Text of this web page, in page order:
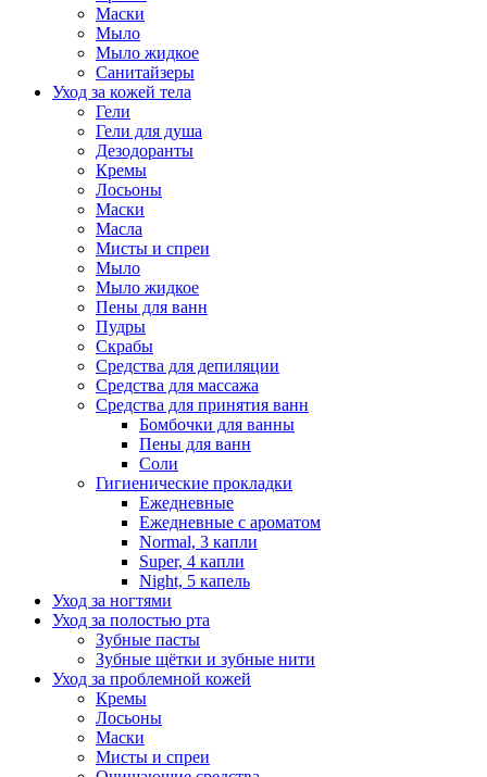
Маски
Мыло
Мыло жидкое
Санитайзеры
Уход за кожей тела
Гели
Гели для душа
Дезодоранты
Кремы
Лосьоны
Маски
Масла
Мисты и спреи
Мыло
Мыло жидкое
Пены для ванн
Пудры
Скрабы
Средства для депиляции
Средства для массажа
Средства для принятия ванн
Бомбочки для ванны
Пены для ванн
Соли
Гигиенические прокладки
Ежедневные
Ежедневные с ароматом
Normal, 3 капли
Super, 4 капли
Night, 5 капель
Уход за ногтями
Уход за полостью рта
Зубные пасты
Зубные щётки и зубные нити
Уход за проблемной кожей
Кремы
Лосьоны
Маски
Мисты и спреи